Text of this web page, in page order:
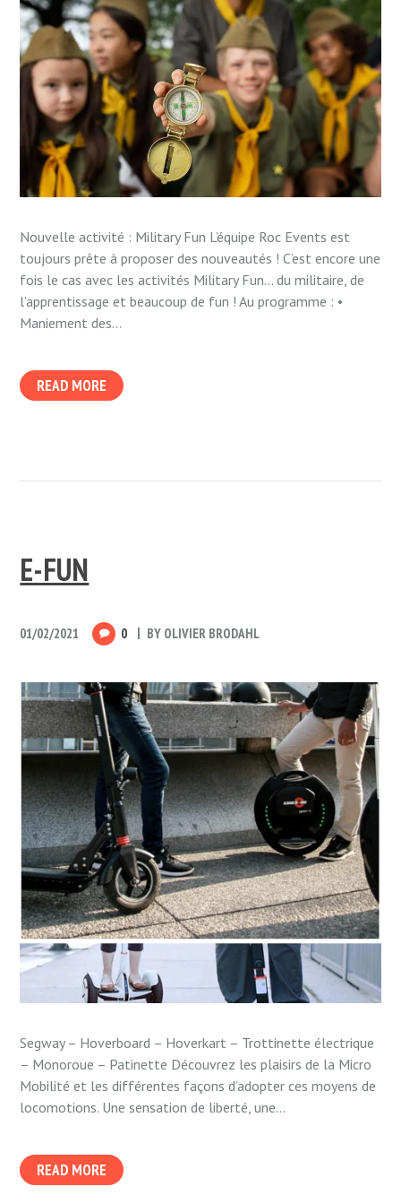
Nouvelle activité : Military Fun L’équipe Roc Events est
toujours prête à proposer des nouveautés ! C’est encore une
fois le cas avec les activités Military Fun… du militaire, de
l’apprentissage et beaucoup de fun ! Au programme : •
Maniement des...
READ MORE
E-FUN
01/02/2021 0 BY OLIVIER BRODAHL
Segway – Hoverboard – Hoverkart – Trottinette électrique
– Monoroue – Patinette Découvrez les plaisirs de la Micro
Mobilité et les différentes façons d’adopter ces moyens de
locomotions. Une sensation de liberté, une...
READ MORE